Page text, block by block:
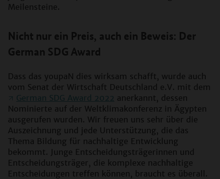
Meilensteine.
Nicht nur ein Preis, auch ein Beweis: Der
German SDG Award
Dass das youpaN dies wirksam schafft, wurde auch
vom Senat der Wirtschaft Deutschland e.V. mit dem
German SDG Award 2022 anerkannt, dessen
Nominierte auf der Weltklimakonferenz in Ägypten
ausgerufen wurden. Wir freuen uns sehr über die
Auszeichnung und jede Unterstützung, die das
Thema Bildung für nachhaltige Entwicklung
bekommt. Junge Entscheidungsträgerinnen und
Entscheidungsträger, die komplexe nachhaltige
Entscheidungen treffen können, braucht es überall.